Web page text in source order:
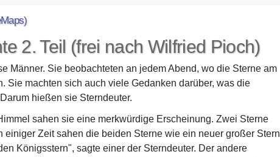
2. Teil (frei nach Wilfried Pioch)
Männer. Sie beobachteten an jedem Abend, wo die Sterne am
Sie machten sich auch viele Gedanken darüber, was die
hießen sie Sterndeuter.
sahen sie eine merkwürdige Erscheinung. Zwei Sterne
einiger Zeit sahen die beiden Sterne wie ein neuer großer Stern
Königsstern", sagte einer der Sterndeuter. Der andere